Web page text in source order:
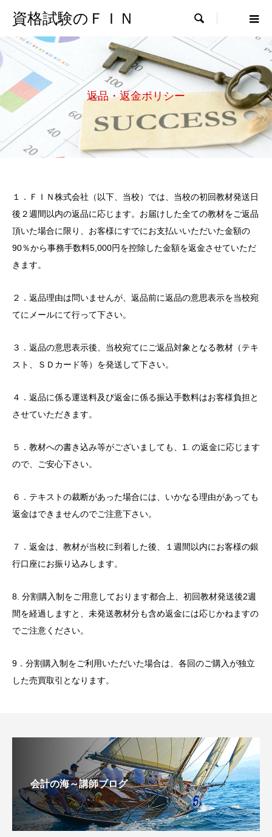
資格試験のＦＩＮ 
返品・返金ポリシー
１．ＦＩＮ株式会社（以下、当校）では、当校の初回教材発送日
後２週間以内の返品に応じます。お届けした全ての教材をご返品
頂いた場合に限り、お客様にすでにお支払いいただいた金額の
90％から事務手数料5,000円を控除した金額を返金させていただ
きます。
２．返品理由は問いませんが、返品前に返品の意思表示を当校宛
てにメールにて行って下さい。
３．返品の意思表示後、当校宛てにご返品対象となる教材（テキ
スト、ＳＤカード等）を発送して下さい。
４．返品に係る運送料及び返金に係る振込手数料はお客様負担と
させていただきます。
５．教材への書き込み等がございましても、1. の返金に応じます
ので、ご安心下さい。
６．テキストの裁断があった場合には、いかなる理由があっても
返金はできませんのでご注意下さい。
７．返金は、教材が当校に到着した後、１週間以内にお客様の銀
行口座にお振り込みします。
8. 分割購入制をご用意しております都合上、初回教材発送後2週
間を経過しますと、未発送教材分も含め返金には応じかねますの
でご注意ください。
9．分割購入制をご利用いただいた場合は、各回のご購入が独立
した売買取引となります。
会計の海～講師ブログ